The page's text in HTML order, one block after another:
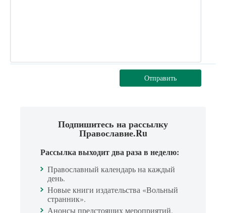
Отправить
Подпишитесь на рассылку
Православие.Ru
Рассылка выходит два раза в неделю:
Православный календарь на каждый
день.
Новые книги издательства «Вольный
странник».
Анонсы предстоящих мероприятий.